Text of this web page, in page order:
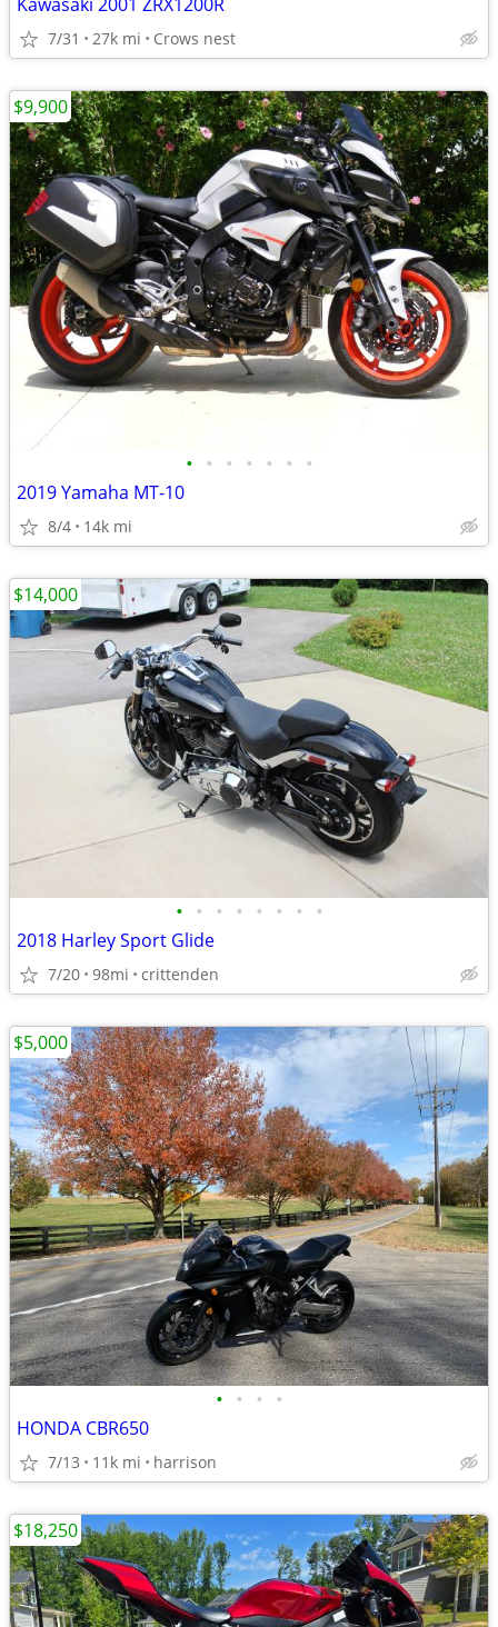
7/31 27k mi Crows nest
• • • • • • •
2019 Yamaha MT-10
8/4 14k mi
$9,900
• • • • • • • •
2018 Harley Sport Glide
7/20 98mi crittenden
$14,000
• • • •
HONDA CBR650
7/13 11k mi harrison
$5,000
$18,250